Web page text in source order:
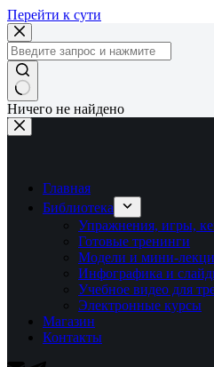
Перейти к сути
Ничего не найдено
Главная
Библиотека
Упражнения, игры,
Готовые тренинги
Модели и мини-
Инфографика и
Учебное видео для
Электронные курсы
Магазин
Контакты